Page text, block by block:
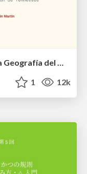
Geografía y Fútbol: Chattanooga Geografía del Búnker de La Roja.
1 12k